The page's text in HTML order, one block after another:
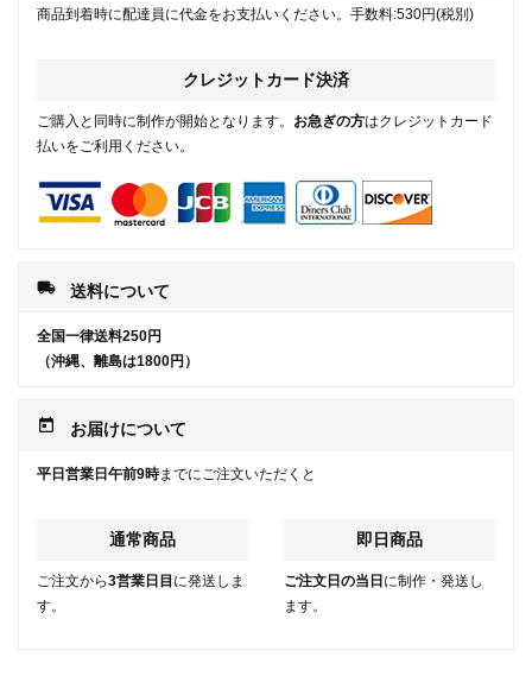
商品到着時に配達員に代金をお支払いください。手数料:530円(税別)
クレジットカード決済
ご購入と同時に制作が開始となります。 お急ぎの方はクレジットカード
払いをご利用ください。
local_shipping 送料について
全国一律送料250円
（沖縄、離島は1800円）
today お届けについて
平日営業日午前9時までにご注文いただくと
通常商品
ご注文から3営業日目 に発送しま
す。
即日商品
ご注文日の当日 に制作・発送し
ます。